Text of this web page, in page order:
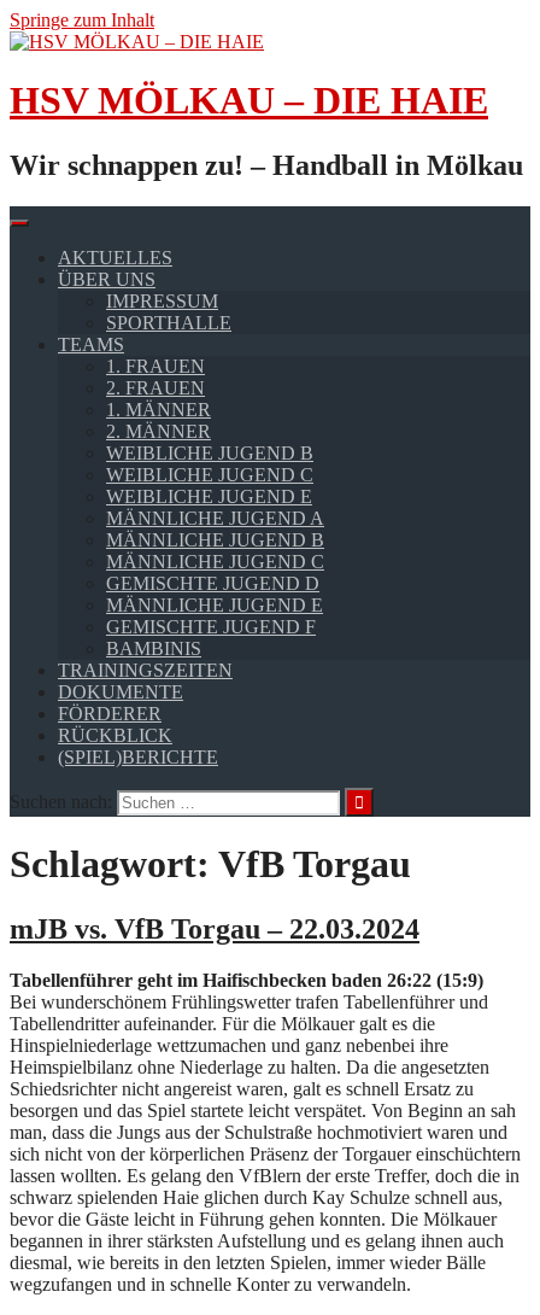
Springe zum Inhalt
HSV MÖLKAU – DIE HAIE
Wir schnappen zu! – Handball in Mölkau
AKTUELLES
ÜBER UNS
IMPRESSUM
SPORTHALLE
TEAMS
1. FRAUEN
2. FRAUEN
1. MÄNNER
2. MÄNNER
WEIBLICHE JUGEND B
WEIBLICHE JUGEND C
WEIBLICHE JUGEND E
MÄNNLICHE JUGEND A
MÄNNLICHE JUGEND B
MÄNNLICHE JUGEND C
GEMISCHTE JUGEND D
MÄNNLICHE JUGEND E
GEMISCHTE JUGEND F
BAMBINIS
TRAININGSZEITEN
DOKUMENTE
FÖRDERER
RÜCKBLICK
(SPIEL)BERICHTE
Suchen nach:
Schlagwort: VfB Torgau
mJB vs. VfB Torgau – 22.03.2024
Tabellenführer geht im Haifischbecken baden 26:22 (15:9)
Bei wunderschönem Frühlingswetter trafen Tabellenführer und
Tabellendritter aufeinander. Für die Mölkauer galt es die
Hinspielniederlage wettzumachen und ganz nebenbei ihre
Heimspielbilanz ohne Niederlage zu halten. Da die angesetzten
Schiedsrichter nicht angereist waren, galt es schnell Ersatz zu
besorgen und das Spiel startete leicht verspätet. Von Beginn an sah
man, dass die Jungs aus der Schulstraße hochmotiviert waren und
sich nicht von der körperlichen Präsenz der Torgauer einschüchtern
lassen wollten. Es gelang den VfBlern der erste Treffer, doch die in
schwarz spielenden Haie glichen durch Kay Schulze schnell aus,
bevor die Gäste leicht in Führung gehen konnten. Die Mölkauer
begannen in ihrer stärksten Aufstellung und es gelang ihnen auch
diesmal, wie bereits in den letzten Spielen, immer wieder Bälle
wegzufangen und in schnelle Konter zu verwandeln.